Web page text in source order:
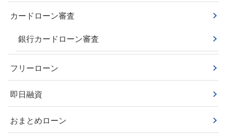
カードローン審査
銀行カードローン審査
フリーローン
即日融資
おまとめローン